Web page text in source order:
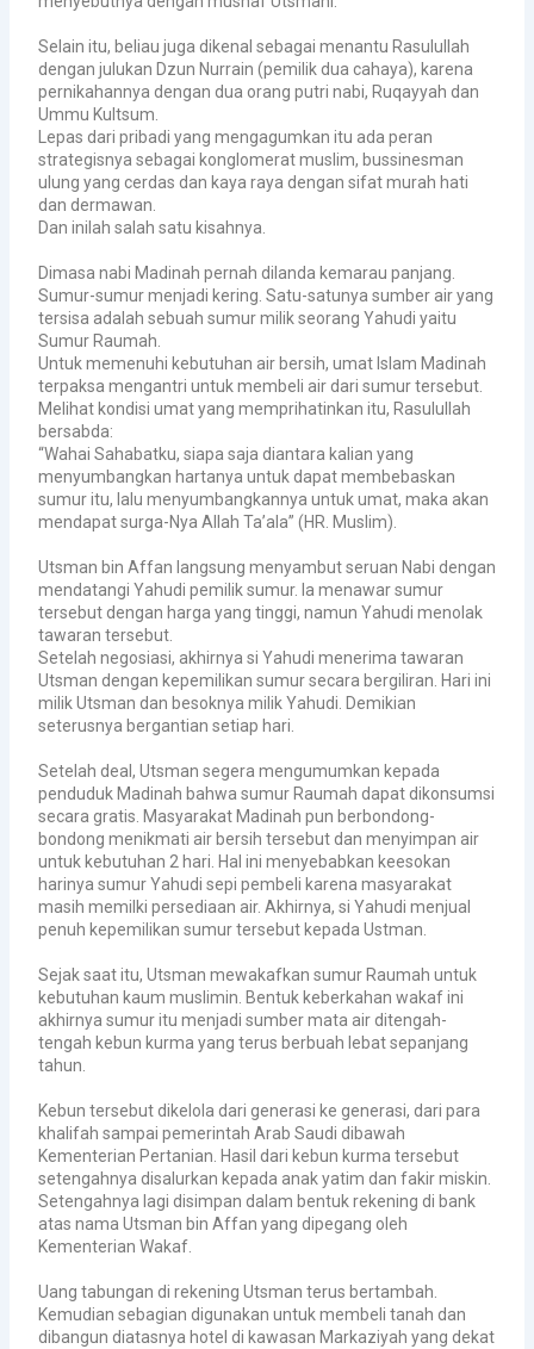
Selain itu, beliau juga dikenal sebagai menantu Rasulullah
dengan julukan Dzun Nurrain (pemilik dua cahaya), karena
pernikahannya dengan dua orang putri nabi, Ruqayyah dan
Ummu Kultsum.
Lepas dari pribadi yang mengagumkan itu ada peran
strategisnya sebagai konglomerat muslim, bussinesman
ulung yang cerdas dan kaya raya dengan sifat murah hati
dan dermawan.
Dan inilah salah satu kisahnya.
Dimasa nabi Madinah pernah dilanda kemarau panjang.
Sumur-sumur menjadi kering. Satu-satunya sumber air yang
tersisa adalah sebuah sumur milik seorang Yahudi yaitu
Sumur Raumah.
Untuk memenuhi kebutuhan air bersih, umat Islam Madinah
terpaksa mengantri untuk membeli air dari sumur tersebut.
Melihat kondisi umat yang memprihatinkan itu, Rasulullah
bersabda:
“Wahai Sahabatku, siapa saja diantara kalian yang
menyumbangkan hartanya untuk dapat membebaskan
sumur itu, lalu menyumbangkannya untuk umat, maka akan
mendapat surga-Nya Allah Ta’ala” (HR. Muslim).
Utsman bin Affan langsung menyambut seruan Nabi dengan
mendatangi Yahudi pemilik sumur. Ia menawar sumur
tersebut dengan harga yang tinggi, namun Yahudi menolak
tawaran tersebut.
Setelah negosiasi, akhirnya si Yahudi menerima tawaran
Utsman dengan kepemilikan sumur secara bergiliran. Hari ini
milik Utsman dan besoknya milik Yahudi. Demikian
seterusnya bergantian setiap hari.
Setelah deal, Utsman segera mengumumkan kepada
penduduk Madinah bahwa sumur Raumah dapat dikonsumsi
secara gratis. Masyarakat Madinah pun berbondong-
bondong menikmati air bersih tersebut dan menyimpan air
untuk kebutuhan 2 hari. Hal ini menyebabkan keesokan
harinya sumur Yahudi sepi pembeli karena masyarakat
masih memilki persediaan air. Akhirnya, si Yahudi menjual
penuh kepemilikan sumur tersebut kepada Ustman.
Sejak saat itu, Utsman mewakafkan sumur Raumah untuk
kebutuhan kaum muslimin. Bentuk keberkahan wakaf ini
akhirnya sumur itu menjadi sumber mata air ditengah-
tengah kebun kurma yang terus berbuah lebat sepanjang
tahun.
Kebun tersebut dikelola dari generasi ke generasi, dari para
khalifah sampai pemerintah Arab Saudi dibawah
Kementerian Pertanian. Hasil dari kebun kurma tersebut
setengahnya disalurkan kepada anak yatim dan fakir miskin.
Setengahnya lagi disimpan dalam bentuk rekening di bank
atas nama Utsman bin Affan yang dipegang oleh
Kementerian Wakaf.
Uang tabungan di rekening Utsman terus bertambah.
Kemudian sebagian digunakan untuk membeli tanah dan
dibangun diatasnya hotel di kawasan Markaziyah yang dekat